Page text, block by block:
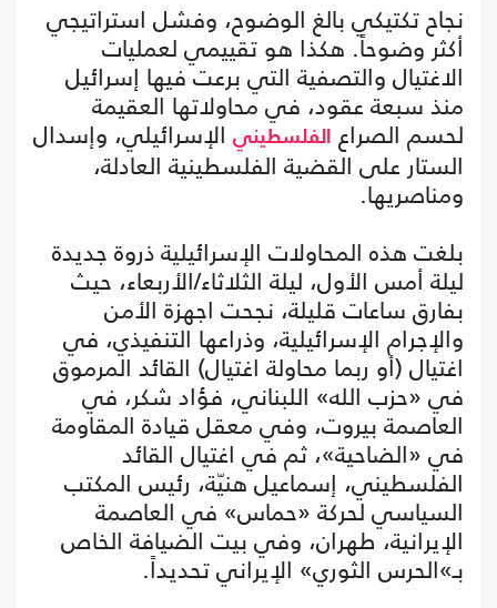
نجاح تكتيكي بالغ الوضوح، وفشل استراتيجي
أكثر وضوحاً. هكذا هو تقييمي لعمليات
الاغتيال والتصفية التي برعت فيها إسرائيل
منذ سبعة عقود، في محاولاتها العقيمة
لحسم الصراع الفلسطيني الإسرائيلي، وإسدال
الستار على القضية الفلسطينية العادلة،
ومناصريها.
بلغت هذه المحاولات الإسرائيلية ذروة جديدة
ليلة أمس الأول، ليلة الثلاثاء/الأربعاء، حيث
بفارق ساعات قليلة، نجحت اجهزة الأمن
والإجرام الإسرائيلية، وذراعها التنفيذي، في
اغتيال (أو ربما محاولة اغتيال) القائد المرموق
في «حزب الله» اللبناني، فؤاد شكر، في
العاصمة بيروت، وفي معقل قيادة المقاومة
في «الضاحية»، ثم في اغتيال القائد
الفلسطيني، إسماعيل هنيّة، رئيس المكتب
السياسي لحركة «حماس» في العاصمة
الإيرانية، طهران، وفي بيت الضيافة الخاص
بـ»الحرس الثوري» الإيراني تحديداً.